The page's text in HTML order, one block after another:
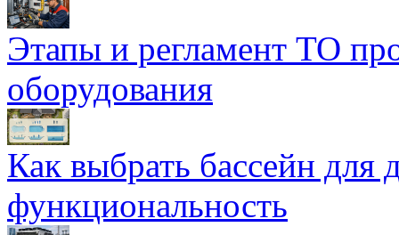
Этапы и регламент ТО
оборудования
Как выбрать бассейн для
функциональность